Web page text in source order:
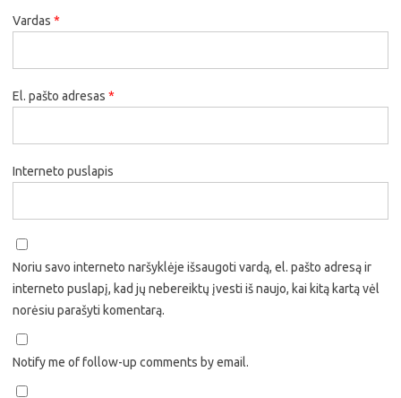
Vardas *
El. pašto adresas *
Interneto puslapis
Noriu savo interneto naršyklėje išsaugoti vardą, el. pašto adresą ir
interneto puslapį, kad jų nebereiktų įvesti iš naujo, kai kitą kartą vėl
norėsiu parašyti komentarą.
Notify me of follow-up comments by email.